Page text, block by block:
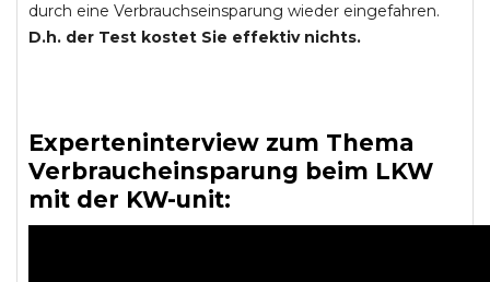
durch eine Verbrauchseinsparung wieder eingefahren.
D.h. der Test kostet Sie effektiv nichts.
Experteninterview zum Thema
Verbraucheinsparung beim LKW
mit der KW-unit: